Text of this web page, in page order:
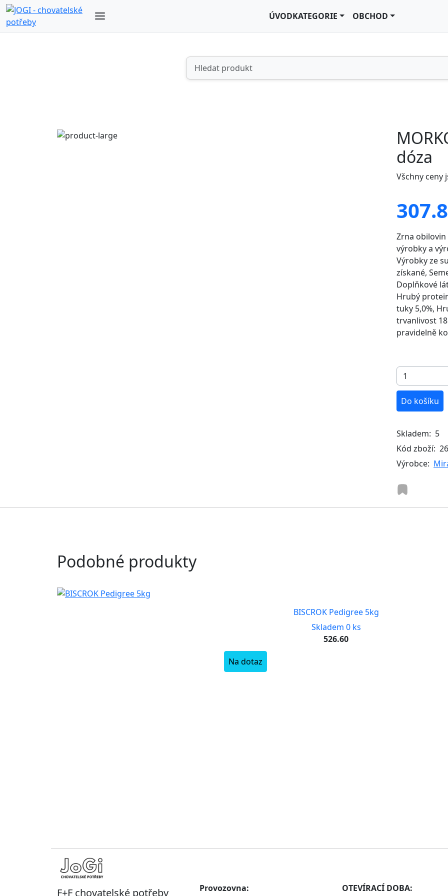
ÚVODKATEGORIE OBCHOD
dóza
Všchny ceny
Zrna obilovin
výrobky a
Výrobky ze
získané,
Doplňkové
Hrubý
tuky 5,0%,
trvanlivost
pravidelně
Do košíku
Skladem: 5
Kód zboží:
Výrobce:
Podobné produkty
BISCROK Pedigree 5kg
Skladem 0 ks
526.60
Na dotaz
F+F chovatelské potřeby
Provozovna:
OTEVÍRACÍ DOBA: